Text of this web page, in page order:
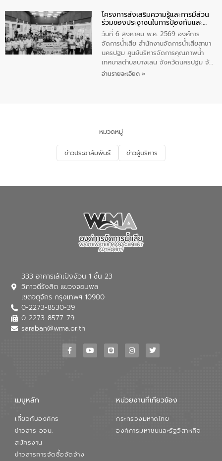
ประชาชน ตัวแทนจากโรงแรมต่างๆ ในเขต
เทศบาลตำบลราไวย์ ศูนย์บริหารจัดการ
คุณภาพน้ำเทศบาลตำบลราไวย์ นำโดยนาย
น้อย แก้วเศษ ผู้จัดการสำนักงานจัดการน้ำ
เสียสาขาภูเก็ต พร้อมด้วยเจ้าหน้าที่ จำนวน
5 คน ร่วมทำกิจกรรม ทำความสะอาด
ชายหาดและแหล่งท่องเที่ยว ณ บริเวณ
โครงการส่งเสริมความรู้และการมีส่วน
ร่วมของประชาชนในการป้องกันและ
แก้ไขปัญหาน้ำเสียอย่างยั่งยืน
วันที่ 6 สิงหาคม พ.ศ. 2569 องค์การ
จัดการน้ำเสีย สำนักงานจัดการน้ำเสียสาขา
นครปฐม ศูนย์บริหารจัดการคุณภาพน้ำ
เทศบาลตำบลบางเลน จังหวัดนครปฐม จัด
กิจกรรมภายใต้โครงการส่งเสริมความรู้และ
จัดการน้ำเสียและสร้างจิตสำนึกในการ
อนุรักษ์สิ่งแวดล้อม ในหัวข้อ “น้ำเสียชุมชน
และการบำบัดน้ำเสียเบื้องต้น” โดยให้ความรู้
เกี่ยวกับสาเหตุและผลกระทบของน้ำเสีย
ณ เทศบาลตำบลบางเลน จังหวัดนครปฐม
อ่านรายละเอียด »
หมวดหมู่
ข่าวประชาสัมพันธ์ ข่าวผู้บริหาร
333 อาคารเล้าเป้งง้วน 1 ชั้น 23
วิภาวดีรังสิต แขวงจอมพล
เขตจตุจักร กรุงเทพฯ 10900
0-2273-8530-39
0-2273-8577-79
saraban@wma.or.th
เมนูหลัก
เกี่ยวกับองค์กร
ข่าวสาร อจน.
สมัครงาน
ข่าวสารการจัดซื้อจัดจ้าง
หน่วยงานที่เกียวข้อง
กระทรวงมหาดไทย
องค์การมหาชนและรัฐวิสาหกิจ